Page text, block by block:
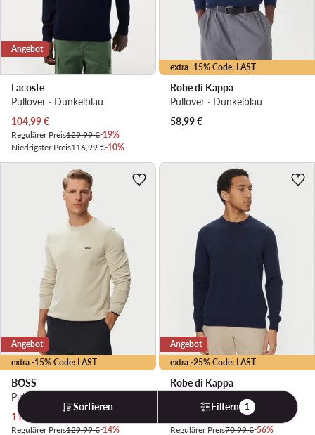
Angebot
Lacoste
Pullover · Dunkelblau
Aktueller Preis
104,99€
Regulärer Preis129,99 €-19%
Niedrigster Preis116,99 €-10%
extra -15% Code: LAST
Robe di Kappa
Pullover · Dunkelblau
58,99€
extra -15% Code: LAST
Angebot
BOSS
Pullover · Hellbeige
Aktueller Preis
110,99
Regulärer Preis129,99 €-14%
extra -25% Code: LAST
Angebot
Robe di Kappa
Pullover · Dunkelblau
Aktueller Preis
Regulärer Preis70,99 €-56%
Sortieren Filtern 1